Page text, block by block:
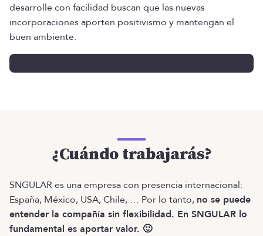
desarrolle con facilidad buscan que las nuevas
incorporaciones aporten positivismo y mantengan el
buen ambiente.
¿Cuándo trabajarás?
SNGULAR es una empresa con presencia internacional:
España, México, USA, Chile, … Por lo tanto, no se puede
entender la compañía sin flexibilidad. En SNGULAR lo
fundamental es aportar valor. 🙂